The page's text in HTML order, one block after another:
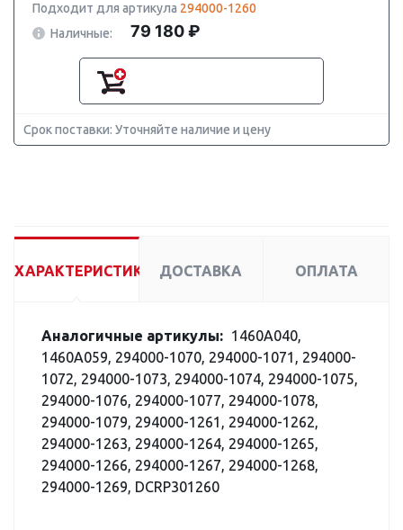
Подходит для артикула 294000-1260
Наличные:
79 180 ₽
Срок поставки: Уточняйте наличие и цену
ХАРАКТЕРИСТИКИ ДОСТАВКА ОПЛАТА
Аналогичные артикулы: 1460A040,
1460A059, 294000-1070, 294000-1071, 294000-
1072, 294000-1073, 294000-1074, 294000-1075,
294000-1076, 294000-1077, 294000-1078,
294000-1079, 294000-1261, 294000-1262,
294000-1263, 294000-1264, 294000-1265,
294000-1266, 294000-1267, 294000-1268,
294000-1269, DCRP301260